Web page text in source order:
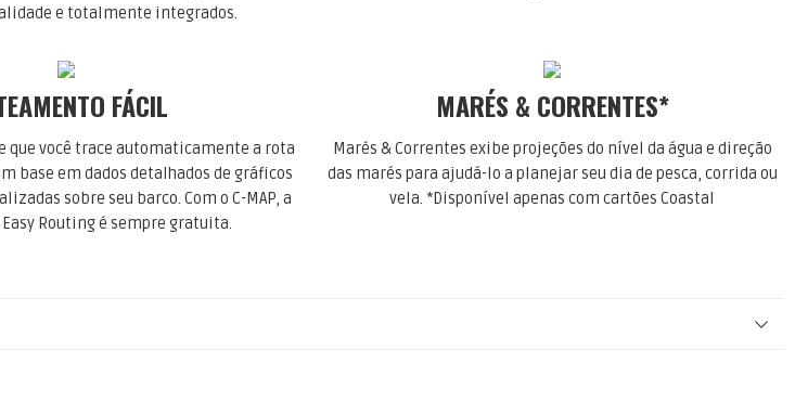
e totalmente integrados.
FÁCIL
que você trace automaticamente a rota
base em dados detalhados de gráficos
sobre seu barco. Com o C-MAP, a
Routing é sempre gratuita.
MARÉS & CORRENTES*
Marés & Correntes exibe projeções do nível da água e direção
das marés para ajudá-lo a planejar seu dia de pesca, corrida ou
vela. *Disponível apenas com cartões Coastal